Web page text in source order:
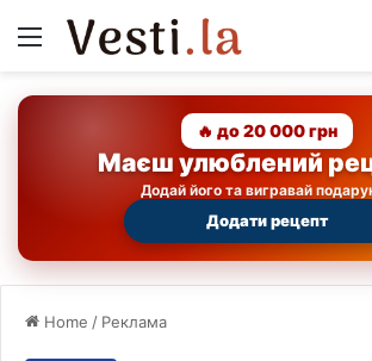
Menu
🔥 до 20 000 грн
Маєш улюблений
Додай його та вигравай
Додати рецепт
Home / Реклама